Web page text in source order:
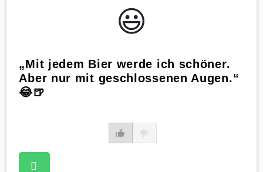
😃️
„Mit jedem Bier werde ich schöner.
Aber nur mit geschlossenen Augen.“
😂🍺